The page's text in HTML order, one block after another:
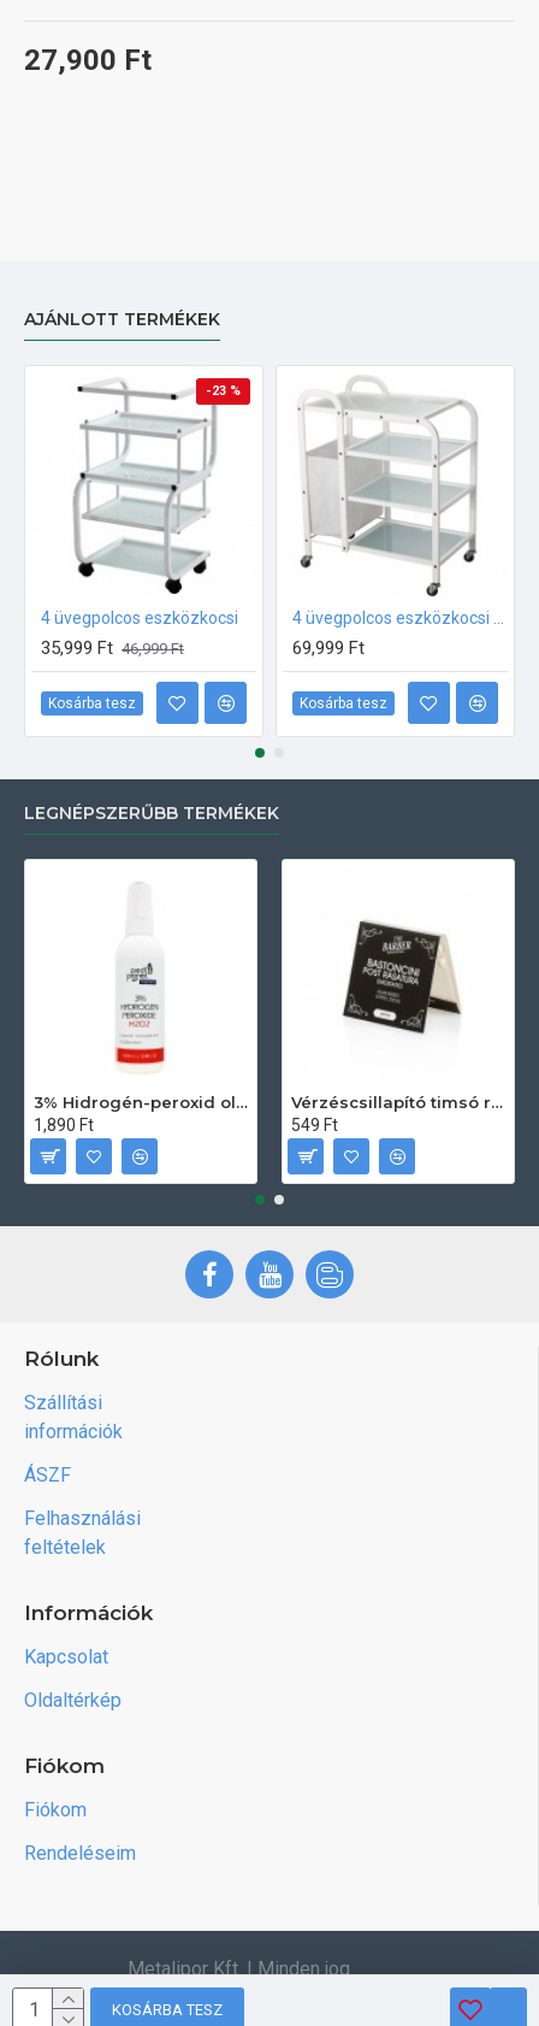
27,900 Ft
KOSÁRBA TESZ
AJÁNLOTT TERMÉKEK
-23 %
4 üvegpolcos eszközkocsi
35,999 Ft 46,999 Ft
Kosárba tesz
69,999 Ft
Kosárba tesz
LEGNÉPSZERŰBB TERMÉKEK
3% Hidrogén-peroxid oldat (sebfertőtlenítő) 100ml
1,890 Ft
Vérzéscsillapító timsó rúd 20db
549 Ft
Rólunk
Szállítási
információk
ÁSZF
Felhasználási
feltételek
Információk
Kapcsolat
Oldaltérkép
Fiókom
Fiókom
Rendeléseim
Metalipor Kft. | Minden jog
fenntartva.